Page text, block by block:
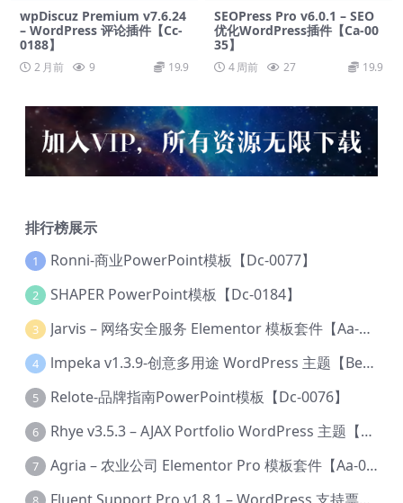
wpDiscuz Premium v​​7.6.24
– WordPress 评论插件【Cc-
0188】
2 月前 9 19.9
SEOPress Pro v6.0.1 – SEO
优化WordPress插件【Ca-00
35】
4 周前 27 19.9
排行榜展示
1 Ronni-商业PowerPoint模板【Dc-0077】
2 SHAPER PowerPoint模板【Dc-0184】
3 Jarvis – 网络安全服务 Elementor 模板套件【Aa-0035】
4 lmpeka v1.3.9-创意多用途 WordPress 主题【Be-0064】
5 Relote-品牌指南PowerPoint模板【Dc-0076】
6 Rhye v3.5.3 – AJAX Portfolio WordPress 主题【Bi-0049】
7 Agria – 农业公司 Elementor Pro 模板套件【Aa-0003】